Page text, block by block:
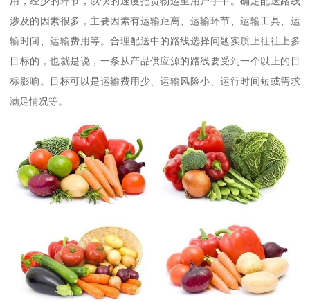
涉及的因素很多，主要因素有运输距离、运输环节、运输工具、运
输时间、运输费用等。合理配送中的路线选择问题实质上往往上多
目标的，也就是说，一条从产品供应源的路线要受到一个以上的目
标影响。目标可以是运输费用少、运输风险小、运行时间短或需求
满足情况等。